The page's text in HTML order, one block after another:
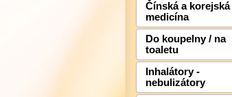
Čínská a korejská
medicína
Do koupelny / na
toaletu
Inhalátory -
nebulizátory